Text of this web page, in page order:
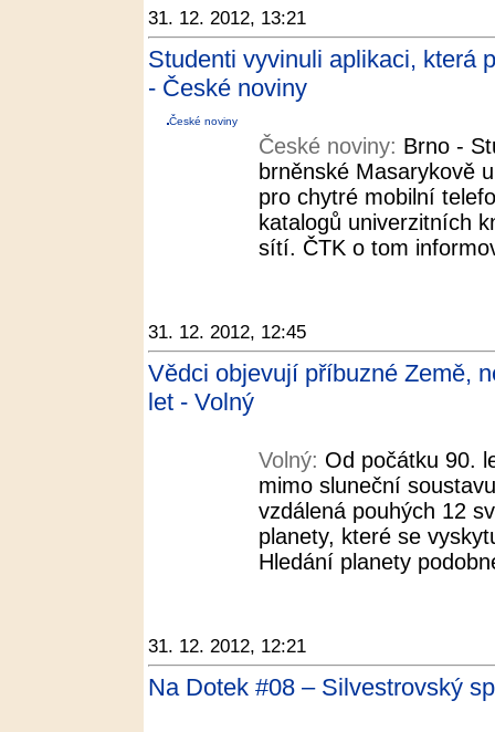
31. 12. 2012, 13:21
Studenti vyvinuli aplikaci, která
- České noviny
České noviny
České noviny: Brno -
brněnské Masarykově
pro chytré mobilní
katalogů univerzitních
sítí. ČTK o tom
31. 12. 2012, 12:45
Vědci objevují příbuzné Země,
let - Volný
Volný: Od počátku 90.
mimo sluneční
vzdálená pouhých 12
planety, které se
Hledání planety
31. 12. 2012, 12:21
Na Dotek #08 – Silvestrovský